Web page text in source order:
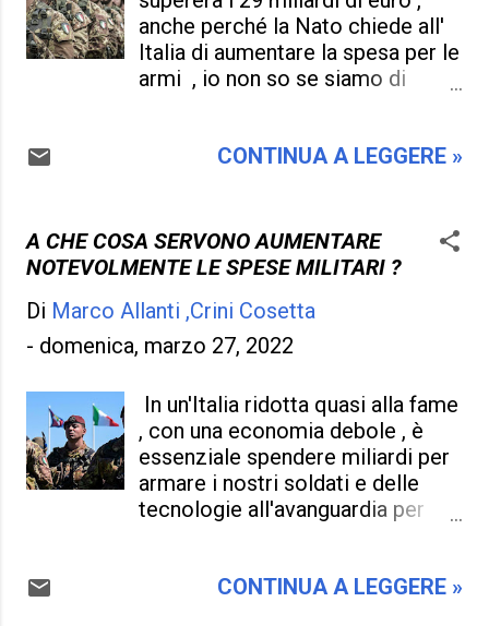
anche perché la Nato chiede all'
Italia di aumentare la spesa per le
armi , io non so se siamo di
queste spese quanto l' intera
andrebbero usati in meglio . Che
cosa servono le armi , i soldatini ,
campagna di odio , di guerra , di
rischi che indubbiamente con la
che ci impongono di armarci fino
al midollo , poiché l' intelligenza
umana non arriva più in là e ci fa
sentire più forti , almeno ne
valesse la pena . Dobbiamo
decidere da che parte stare e
sopruso che ci stanno facendo ,
le armi portano scompiglio ,
CONTINUA A LEGGERE »
A CHE COSA SERVONO AUMENTARE
NOTEVOLMENTE LE SPESE MILITARI ?
Di Marco Allanti ,Crini Cosetta
- domenica, marzo 27, 2022
In un'Italia ridotta quasi alla fame
, con una economia debole , è
essenziale spendere miliardi per
armare i nostri soldati e delle
tecnologie all'avanguardia per
in grado di poterla vincere .
CONTINUA A LEGGERE »